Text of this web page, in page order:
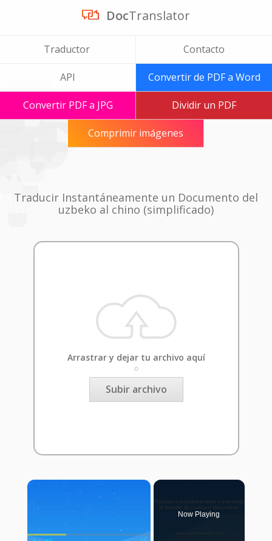
DocTranslator
Traductor Contacto
API Convertir de PDF a Word
Convertir PDF a JPG Dividir un PDF
Comprimir imágenes
Traducir Instantáneamente un Documento del
uzbeko al chino (simplificado)
Arrastrar y dejar tu archivo aquí
o
Subir archivo
×
Now Playing